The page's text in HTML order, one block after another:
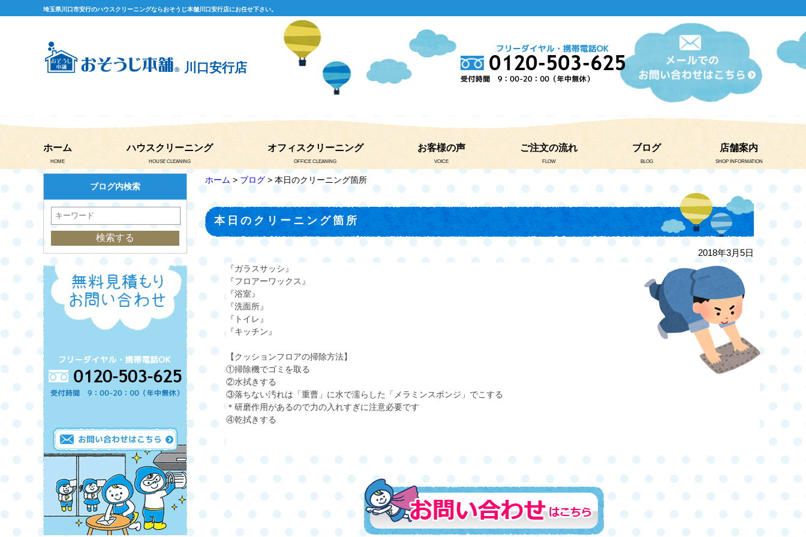
埼玉県川口市安行のハウスクリーニングならおそうじ本舗川口安行店にお任せ下さい。
川口安行店
ホーム
HOME
ハウスクリーニング
HOUSE CLEANING
オフィスクリーニング
OFFICE CLEANING
お客様の声
VOICE
ご注文の流れ
FLOW
ブログ
BLOG
店舗案内
SHOP INFORMATION
ホーム > ブログ > 本日のクリーニング箇所
本日のクリーニング箇所
2018年3月5日
『ガラスサッシ』
『フロアーワックス』
『浴室』
『洗面所』
『トイレ』
『キッチン』
【クッションフロアの掃除方法】
①掃除機でゴミを取る
②水拭きする
③落ちない汚れは「重曹」に水で濡らした「メラミンスポンジ」でこする
＊研磨作用があるので力の入れすぎに注意必要です
④乾拭きする
ブログ内検索